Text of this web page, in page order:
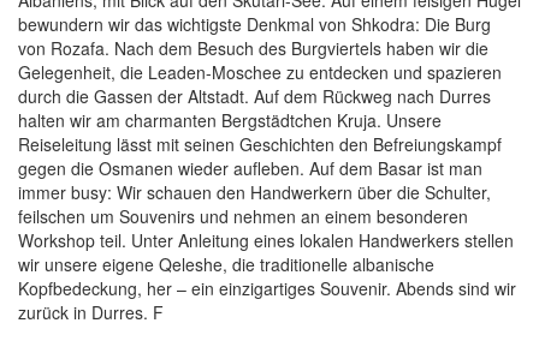
bewundern wir das wichtigste Denkmal von Shkodra: Die Burg
von Rozafa. Nach dem Besuch des Burgviertels haben wir die
Gelegenheit, die Leaden-Moschee zu entdecken und spazieren
durch die Gassen der Altstadt. Auf dem Rückweg nach Durres
halten wir am charmanten Bergstädtchen Kruja. Unsere
Reiseleitung lässt mit seinen Geschichten den Befreiungskampf
gegen die Osmanen wieder aufleben. Auf dem Basar ist man
immer busy: Wir schauen den Handwerkern über die Schulter,
feilschen um Souvenirs und nehmen an einem besonderen
Workshop teil. Unter Anleitung eines lokalen Handwerkers stellen
wir unsere eigene Qeleshe, die traditionelle albanische
Kopfbedeckung, her – ein einzigartiges Souvenir. Abends sind wir
zurück in Durres. F